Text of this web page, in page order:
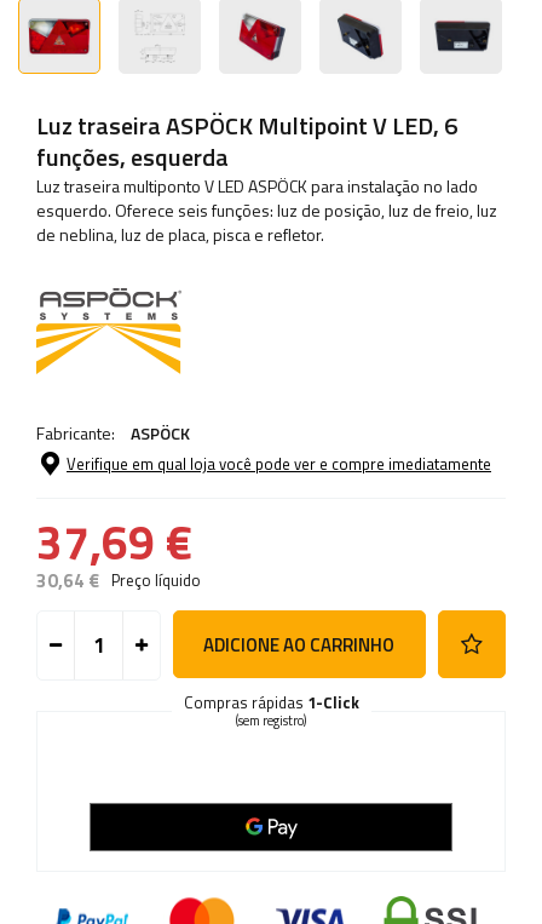
Luz traseira ASPÖCK Multipoint V LED, 6
funções, esquerda
Luz traseira multiponto V LED ASPÖCK para instalação no lado
esquerdo. Oferece seis funções: luz de posição, luz de freio, luz
de neblina, luz de placa, pisca e refletor.
Fabricante: ASPÖCK
Verifique em qual loja você pode ver e compre imediatamente
37,69 €
30,64 € Preço líquido
ADICIONE AO CARRINHO
Compras rápidas 1-Click
(sem registro)